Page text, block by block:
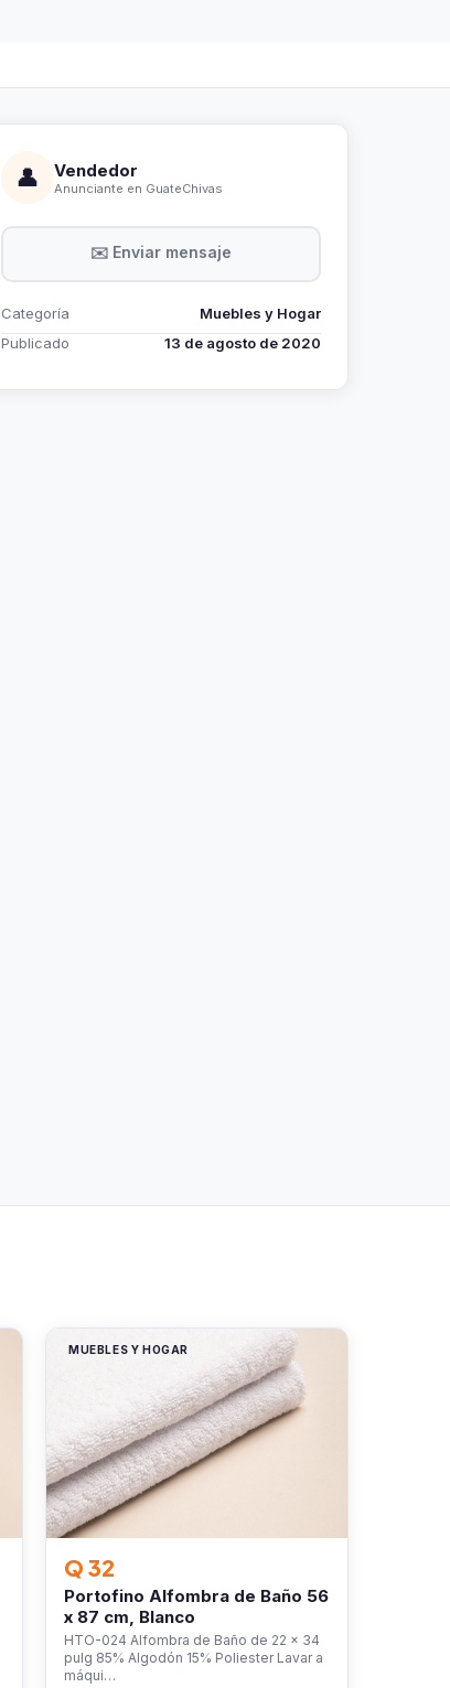
👤 Vendedor
Anunciante en GuateChivas
✉️ Enviar mensaje
Categoría
Muebles y Hogar
Publicado
13 de agosto de 2020
MUEBLES Y HOGAR
Q 32
Portofino Alfombra de Baño 56
x 87 cm, Blanco
HTO-024 Alfombra de Baño de 22 x 34
pulg 85% Algodón 15% Poliester Lavar a
máqui…